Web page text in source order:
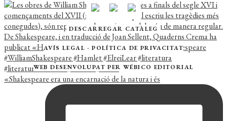
«Shakespeare era una encarnació de la natura i és
DESCARREGAR CATÀLEG
AVÍS LEGAL ·POLÍTICA DE PRIVACITAT
WEB DESENVOLUPAT PER WÉBICO EDITORIAL